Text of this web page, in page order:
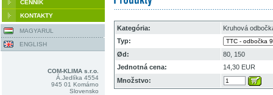
CENNÍK
KONTAKTY
MAGYARUL
ENGLISH
COM-KLIMA s.r.o.
Á.Jedlíka 4554
945 01 Komárno
Slovensko
Kategória:
Kruhová
Typ:
Ød:
80, 150
Jednotná cena:
14,30 EUR
Množstvo: